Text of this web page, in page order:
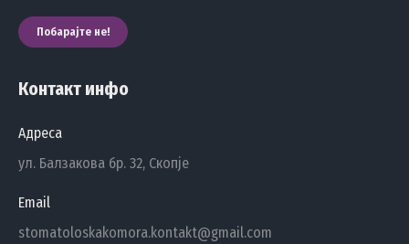
Побарајте не!
Контакт инфо
Адреса
ул. Балзакова бр. 32, Скопје
Email
stomatoloskakomora.kontakt@gmail.com